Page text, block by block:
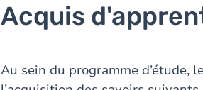
Acquis
Au sein du programme d’étude,